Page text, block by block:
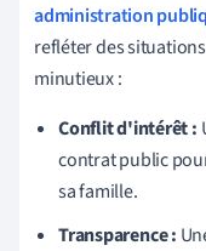
administration
refléter des
minutieux :
Conflit d'intérêt :
contrat public
sa famille.
Transparence :